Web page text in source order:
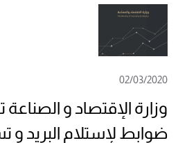
02/03/2020
وزارة الإقتصاد و
ضوابط لإستلام البريد و